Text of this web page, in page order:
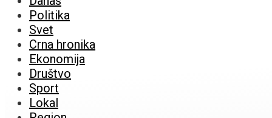
Politika
Svet
Crna hronika
Ekonomija
Društvo
Sport
Lokal